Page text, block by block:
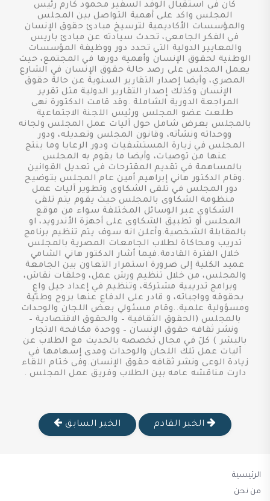
كان فى استقبال الوفد السفير محمود كارم رئيس
المجلس واكد على أهمية التواصل بين المجلس
والمؤسسات الأكاديمية لترسيخ مبادئ حقوق الإنسان
في الفكر الجامعي، تحدث سيادته عن مبادئ باريس
والمعايير الدولية التي تحدد دور ووظيفة المؤسسات
الوطنية لحقوق الإنسان وأهمية دورها في المجتمع، حيث
يعمل المجلس على رصد حالة حقوق الإنسان في الشارع
المصري، وأيضا إصدار التقارير السنوية عن حالة حقوق
الإنسان وكذلك إصدار التقارير الدولية مثل تقرير
المراجعة الدورية الشاملة .وقد قامت الدكتورة نهى
طلعت عضو المجلس ورئيس اللجنة الاجتماعية
بالمجلس بعرض شامل حول آليات عمل المجلس ولجانه
ووحداته ونشأته، وقانون المجلس وتعديله، ودور
المجلس في زيارة المستشفيات ودور الرعايا وما ينتج
عنها من توصيات، وأيضا ما يقوم به المجلس
بالمساهمة في تقديم المقترحات في تعديل القوانين
.وقام الدكتور هاني إبراهيم أمين عام المجلس بتوضيح
دور المجلس في تلقى الشكاوى وتطوير آليات عمل
منظومة الشكاوى بالمجلس حيث يقوم يتم تلقى
الشكاوى عبر الوسائل المختلفة سواء من موقع
المجلس أو تطبيق الشكاوى على أجهزة الأندرويد، او
بالمقابلة الشخصية.وأعلن انه سوف يتم تنظيم برنامج
تدريب ومحاكاة لطلاب الجامعات المصرية بالمجلس
خلال الفترة القادمة.فيما أشار الدكتور هاني الشامي
عميد الكلية إلى ضرورة استمرار التعاون بين الجامعة
والمجلس، من خلال تنظيم ورش عمل، وحلقات نقاش،
وبرامج تدريبية مشتركة، وتنظيم في إعداد جيل واعٍ
بحقوقه وواجباته، و قادر على الدفاع عنها بروح وطنية
ومسؤولية علمية..وقام مسئولي بعض اللجان والوحدات
بالمجلس (الحقوق الثقافية – والحقوق الاقتصادية –
ونشر ثقافه حقوق الإنسان – ووحدة مكافحة الاتجار
بالبشر ) كلَ في مجال تخصصه بالحديث مع الطلاب عن
آليات عمل تلك اللجان والوحدات ومدى إسهامها في
زيادة الوعى ونشر ثقافه حقوق الإنسان.وفى ختام اللقاء
دارت مناقشه عامه بين الطلاب وفريق عمل المجلس .
الخبر القادم الخبر السابق
الرئيسية
من نحن